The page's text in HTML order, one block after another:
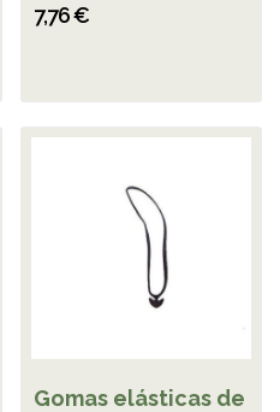
7,76 €
Gomas elásticas de